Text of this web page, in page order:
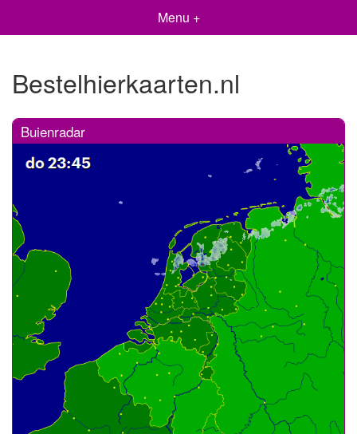
Menu +
Bestelhierkaarten.nl
Buienradar